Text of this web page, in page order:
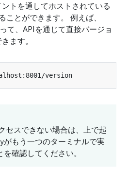
トを通してホストされている
ことができます。 例えば、
て、APIを通じて直接バージョ
ます。
セスできない場合は、上で起
がもう一つのターミナルで実
確認してください。